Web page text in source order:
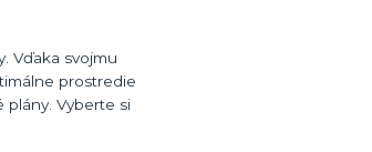
Vďaka svojmu
prostredie
plány. Vyberte si